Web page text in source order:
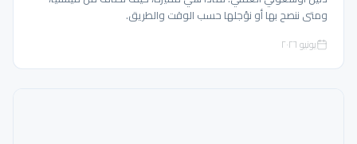
ومتى ننصح بها أو نؤجلها حسب الوقت والطريق.
يونيو ٢٠٢٦